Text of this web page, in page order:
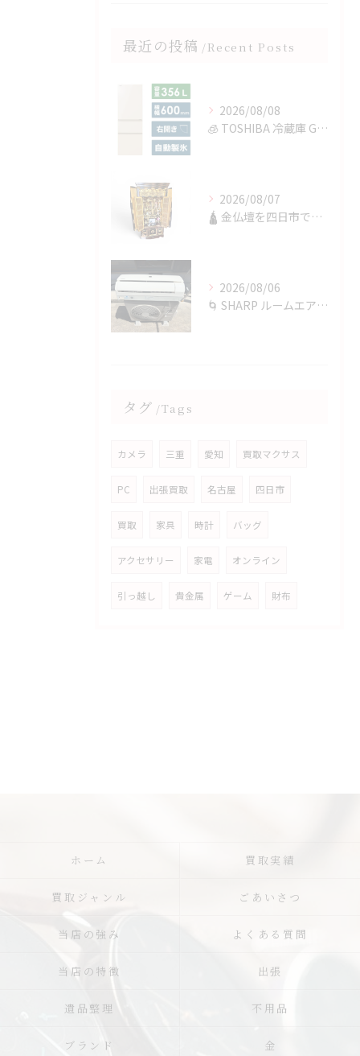
最近の投稿 Recent Posts
2026/08/08
🧊 TOSHIBA 冷蔵庫 GR-V36SVを四日市で買取✨
2026/08/07
🛕 金仏壇を四日市で買取✨
2026/08/06
🌀 SHARP ルームエアコンを四日市で買取✨
タグ Tags
カメラ 三重 愛知 買取マクサス
PC 出張買取 名古屋 四日市
買取 家具 時計 バッグ
アクセサリー 家電 オンライン
引っ越し 貴金属 ゲーム 財布
ホーム 買取実績
買取ジャンル ごあいさつ
当店の強み よくある質問
当店の特徴 出張
遺品整理 不用品
ブランド 金